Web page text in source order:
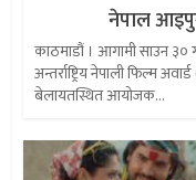
नेपाल
काठमाडौं । आगामी साउन
अन्तर्राष्ट्रिय नेपाली फिल्म
बेलायतस्थित आयोजक...